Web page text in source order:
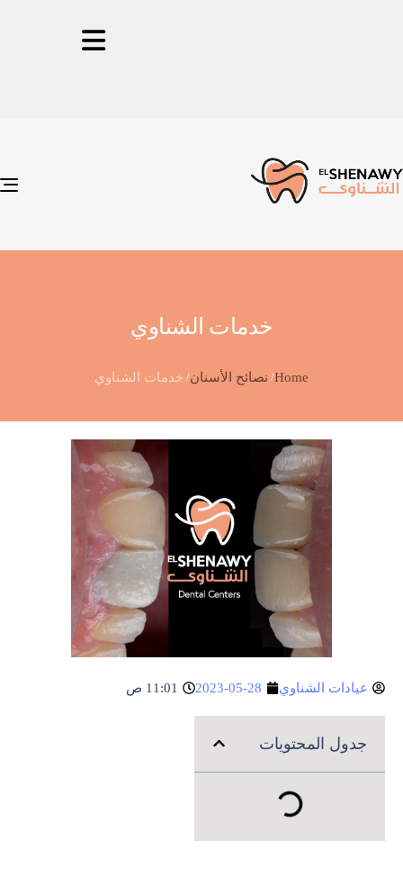
خدمات الشناوي
Home نصائح الأسنان خدمات الشناوي
عيادات الشناوي 2023-05-28 11:01 ص
جدول المحتويات